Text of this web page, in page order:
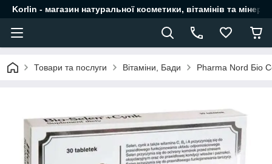
Korlin - магазин натуральної косметики, вітамінів та
Товари та послуги Вітаміни, Бади Pharma Nord Біо